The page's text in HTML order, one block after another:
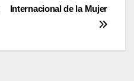
Internacional de la Mujer